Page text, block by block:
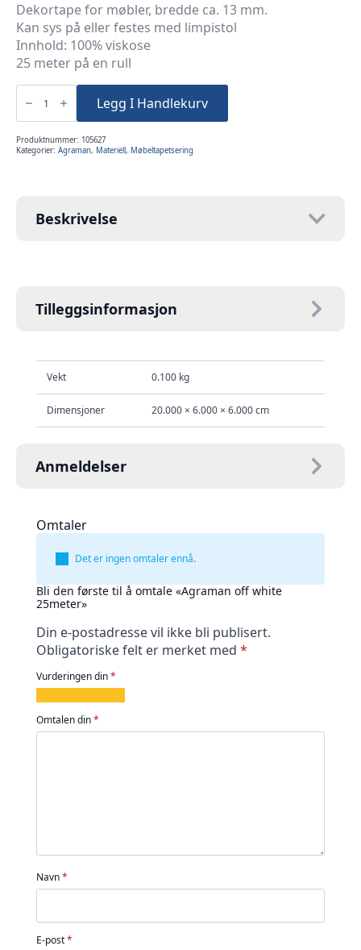
Dekortape for møbler, bredde ca. 13 mm.
Kan sys på eller festes med limpistol
Innhold: 100% viskose
25 meter på en rull
Agraman
white
25meter
Legg I Handlekurv
Produktnummer: 105627
Kategorier: Agraman, Materiell, Møbeltapetsering
Beskrivelse
Tilleggsinformasjon
Vekt 0.100 kg
Dimensjoner 20.000 × 6.000 × 6.000 cm
Anmeldelser
Omtaler
Det er ingen omtaler ennå.
Bli den første til å omtale «Agraman off white
25meter»
Din e-postadresse vil ikke bli publisert.
Obligatoriske felt er merket med *
Vurderingen din*
av
5
av
5
av
5
av
5 5
Omtalen din*
Navn*
E-post*